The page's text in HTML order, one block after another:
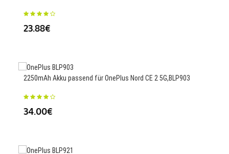
23.88€
2250mAh Akku passend für OnePlus Nord CE 2 5G,BLP903
34.00€